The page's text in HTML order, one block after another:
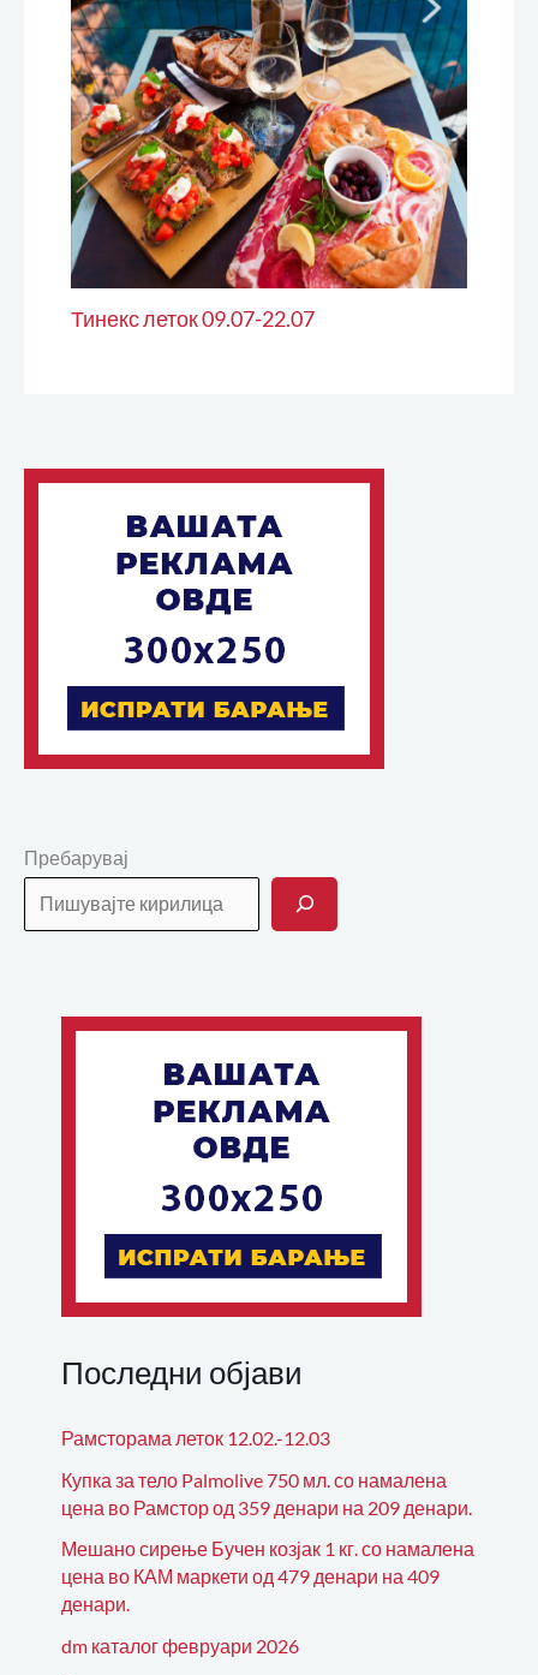
Тинекс леток 09.07-22.07
Пребарувај
Последни објави
Рамсторама леток 12.02.-12.03
Купка за тело Palmolive 750 мл. со намалена
цена во Рамстор од 359 денари на 209 денари.
Мешано сирење Бучен козјак 1 кг. со намалена
цена во КАМ маркети од 479 денари на 409
денари.
dm каталог февруари 2026